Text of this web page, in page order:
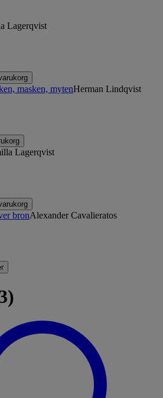
Lagerqvist
masken, mytenHerman Lindqvist
Lagerqvist
bronAlexander Cavalieratos